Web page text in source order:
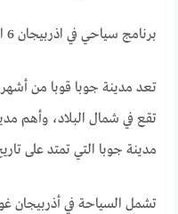
برنامج سياحي في اذربيجان 6 ايام
تعد مدينة جوبا قوبا من أشهر
تقع في شمال البلاد، وأهم
مدينة جوبا التي تمتد على
تشمل السياحة في أذربيجان